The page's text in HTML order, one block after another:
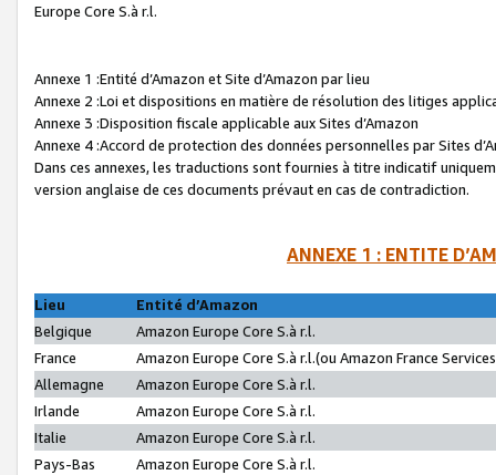
Europe Core S.à r.l.
Annexe 1 :Entité d’Amazon et Site d’Amazon par lieu
Annexe 2 :Loi et dispositions en matière de résolution des litiges
Annexe 3 :Disposition fiscale applicable aux Sites d’Amazon
Annexe 4 :Accord de protection des données personnelles par Sites
Dans ces annexes, les traductions sont fournies à titre indicatif
version anglaise de ces documents prévaut en cas de contradiction.
ANNEXE 1 : ENTITE
Lieu
Entité d’Amazon
Belgique
Amazon Europe Core S.à r.l.
France
Amazon Europe Core S.à r.l.(ou Amazon France
Allemagne
Amazon Europe Core S.à r.l.
Irlande
Amazon Europe Core S.à r.l.
Italie
Amazon Europe Core S.à r.l.
Pays-Bas
Amazon Europe Core S.à r.l.